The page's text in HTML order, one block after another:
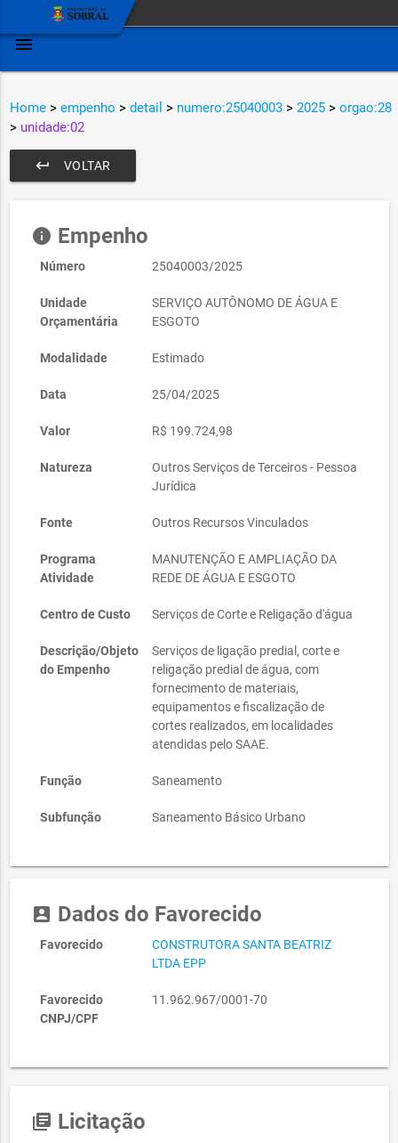
menu
Home > empenho > detail > numero:25040003 > 2025 > orgao:28
> unidade:02
VOLTAR
keyboard_return
info Empenho
Número 25040003/2025
Unidade
Orçamentária
SERVIÇO AUTÔNOMO DE ÁGUA E
ESGOTO
Modalidade Estimado
Data 25/04/2025
Valor R$ 199.724,98
Natureza
Outros Serviços de Terceiros - Pessoa
Jurídica
Fonte Outros Recursos Vinculados
Programa
Atividade
MANUTENÇÃO E AMPLIAÇÃO DA
REDE DE ÁGUA E ESGOTO
Centro de Custo Serviços de Corte e Religação d'água
Descrição/Objeto
do Empenho
Serviços de ligação predial, corte e
religação predial de água, com
fornecimento de materiais,
equipamentos e fiscalização de
cortes realizados, em localidades
atendidas pelo SAAE.
Função Saneamento
Subfunção Saneamento Básico Urbano
account_box Dados do Favorecido
Favorecido
CONSTRUTORA SANTA BEATRIZ
LTDA EPP
Favorecido
CNPJ/CPF
11.962.967/0001-70
library_books Licitação